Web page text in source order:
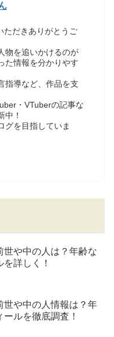
ただきありがとうご
物を追いかけるのが
た情報を分かりやす
指導など、作品を支
・VTuberの記事な
中！
グを目指していま
世や中の人は？年齢な
詳しく！
世や中の人情報は？年
ルを徹底調査！